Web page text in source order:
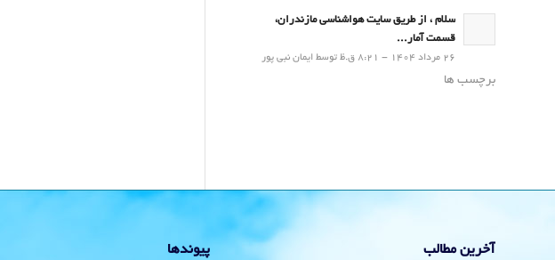
سلام ، از طریق سایت هواشناسی مازندران،
قسمت آمار...
26 مرداد 1404 - 8:21 ق.ظ توسط ایمان نبی پور
برچسب ها
آخرین مطالب پیوندها